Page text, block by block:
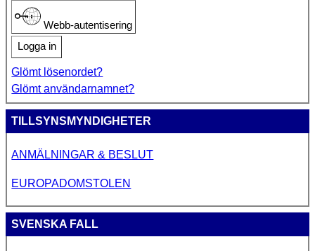
Webb-autentisering
Logga in
Glömt lösenordet?
Glömt användarnamnet?
TILLSYNSMYNDIGHETER
ANMÄLNINGAR & BESLUT
EUROPADOMSTOLEN
SVENSKA FALL